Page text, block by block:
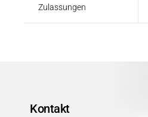
Zulassungen
Kontakt